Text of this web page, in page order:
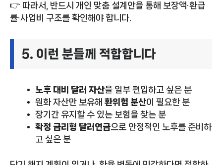
👉 따라서, 반드시 개인 맞춤 설계안을 통해 보장액·환급
률·사업비 구조를 확인해야 합니다.
5. 이런 분들께 적합합니다
노후 대비 달러 자산을 일부 편입하고 싶은 분
원화 자산만 보유해 환위험 분산이 필요한 분
장기간 유지할 수 있는 보험을 찾는 분
확정 금리형 달러연금으로 안정적인 노후를 준비하
고 싶은 분